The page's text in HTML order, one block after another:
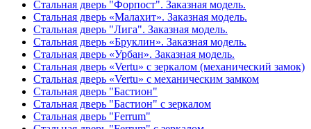
Стальная дверь "Форпост". Заказная модель.
Стальная дверь «Малахит». Заказная модель.
Стальная дверь "Лига". Заказная модель.
Стальная дверь «Бруклин». Заказная модель.
Стальная дверь «Урбан». Заказная модель.
Стальная дверь «Vertu» с зеркалом (механический замок)
Стальная дверь «Vertu» с механическим замком
Стальная дверь "Бастион"
Стальная дверь "Бастион" с зеркалом
Стальная дверь "Ferrum"